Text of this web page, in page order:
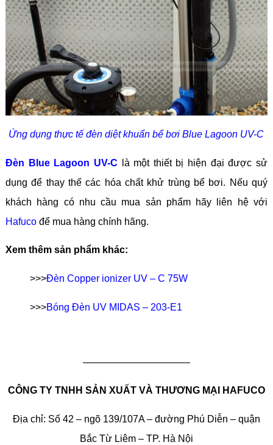
Ứng dụng thực tế đèn diệt khuẩn bể bơi Blue Lagoon UV-C
Đèn Blue Lagoon UV-C là một thiết bị hiện đại được sử
dụng để thay thế các hóa chất khử trùng bể bơi. Nếu quý
khách hàng có nhu cầu mua sản phẩm hãy liên hệ với
Hafucođể mua hàng chính hãng.
Xem thêm sản phẩm khác:
>>>Đèn Copper ionizer UV – C 75W
>>>Bóng Đèn UV MIDAS – 203-E1
———————————
CÔNG TY TNHH SẢN XUẤT VÀ THƯƠNG MẠI HAFUCO
Địa chỉ: Số 42 – ngõ 139/107A – đường Phú Diễn – quận
Bắc Từ Liêm – TP. Hà Nội